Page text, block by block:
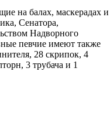
на балах, маскерадах и
Сенатора,
Надворного
певчие имеют также
28 скрипок, 4
3 трубача и 1